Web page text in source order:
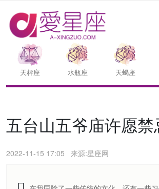
天枰座 水瓶座 天蝎座
五台山五爷庙许愿
2022-11-15 17:05 来源:星座网